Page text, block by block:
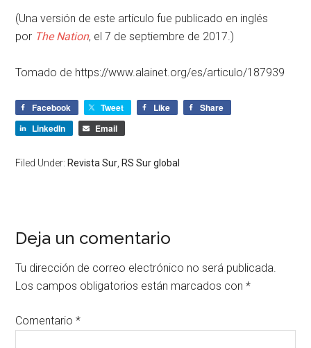
(Una versión de este artículo fue publicado en inglés
por The Nation, el 7 de septiembre de 2017.)
Tomado de https://www.alainet.org/es/articulo/187939
Facebook Tweet Like
Share
LinkedIn
Email
Filed Under: Revista Sur RS Sur global
Deja un comentario
Tu dirección de correo electrónico no será publicada.
Los campos obligatorios están marcados con*
Comentario*